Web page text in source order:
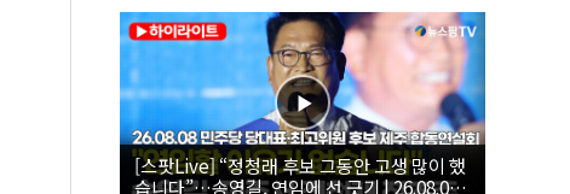
[스팟Live] “정청래 후보 그동안 고생 많이 했
습니다”…송영길, 연임에 선 긋기 | 26.08.08